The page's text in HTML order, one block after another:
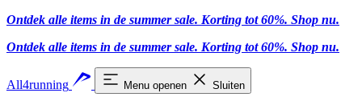
Ontdek alle items in de summer sale. Korting tot 60%. Shop nu.
Ontdek alle items in de summer sale. Korting tot 60%. Shop nu.
All4running Menu openen Sluiten